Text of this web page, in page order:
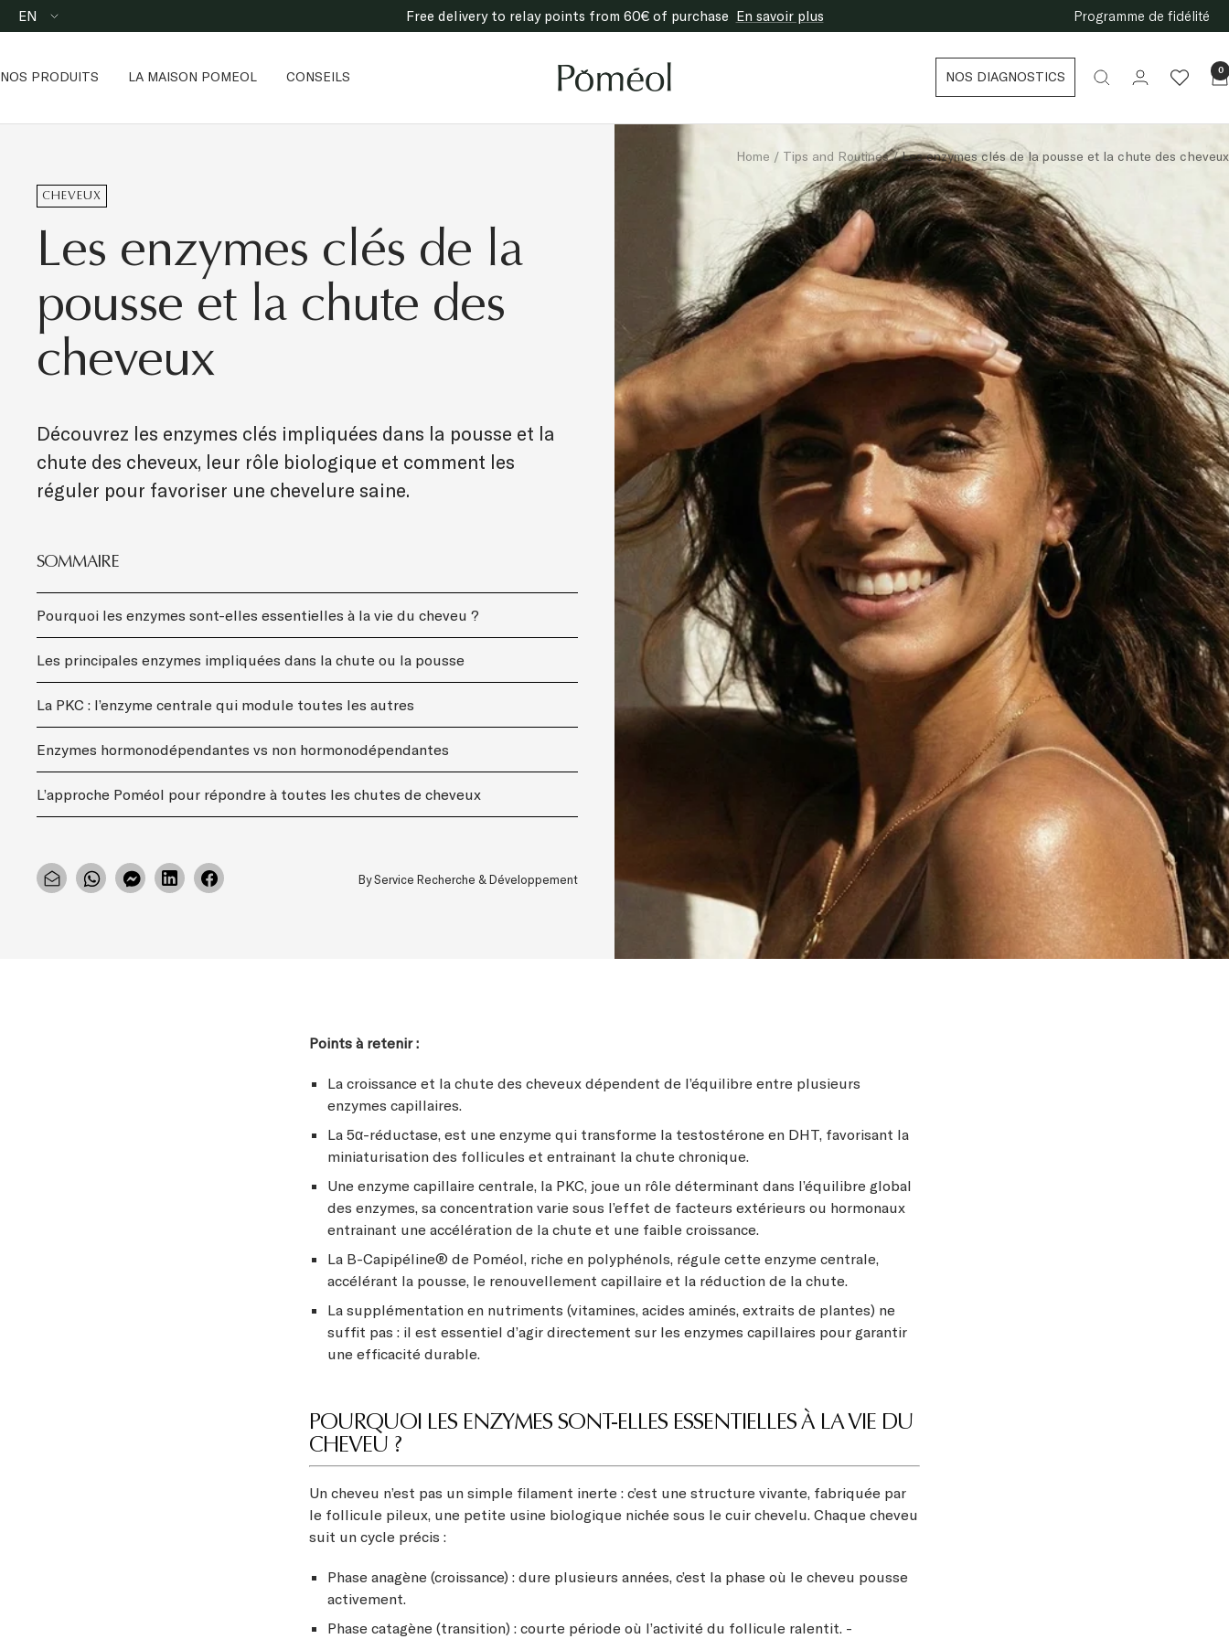
Skip
to
Language
EN Free delivery to relay points from 60€ of purchase En savoir plus Programme de fidélité
NOS PRODUITS LA MAISON POMEOL CONSEILS
Poméol
NOS DIAGNOSTICS 0
Home Tips and Routines Les enzymes clés de la pousse et la chute des cheveux
CHEVEUX
Les enzymes clés de la
pousse et la chute des
cheveux
Découvrez les enzymes clés impliquées dans la pousse et la
chute des cheveux, leur rôle biologique et comment les
réguler pour favoriser une chevelure saine.
SOMMAIRE
Pourquoi les enzymes sont-elles essentielles à la vie du cheveu ?
Les principales enzymes impliquées dans la chute ou la pousse
La PKC : l’enzyme centrale qui module toutes les autres
Enzymes hormonodépendantes vs non hormonodépendantes
L’approche Poméol pour répondre à toutes les chutes de cheveux
By Service Recherche & Développement
Points à retenir :
La croissance et la chute des cheveux dépendent de l’équilibre entre plusieurs
enzymes capillaires.
La 5α-réductase, est une enzyme qui transforme la testostérone en DHT, favorisant la
miniaturisation des follicules et entrainant la chute chronique.
Une enzyme capillaire centrale, la PKC, joue un rôle déterminant dans l’équilibre global
des enzymes, sa concentration varie sous l’effet de facteurs extérieurs ou hormonaux
entrainant une accélération de la chute et une faible croissance.
La B-Capipéline® de Poméol, riche en polyphénols, régule cette enzyme centrale,
accélérant la pousse, le renouvellement capillaire et la réduction de la chute.
La supplémentation en nutriments (vitamines, acides aminés, extraits de plantes) ne
suffit pas : il est essentiel d’agir directement sur les enzymes capillaires pour garantir
une efficacité durable.
POURQUOI LES ENZYMES SONT-ELLES ESSENTIELLES À LA VIE DU
CHEVEU ?
Un cheveu n’est pas un simple filament inerte : c’est une structure vivante, fabriquée par
le follicule pileux, une petite usine biologique nichée sous le cuir chevelu. Chaque cheveu
suit un cycle précis :
Phase anagène (croissance) : dure plusieurs années, c’est la phase où le cheveu pousse
activement.
Phase catagène (transition) : courte période où l’activité du follicule ralentit. -